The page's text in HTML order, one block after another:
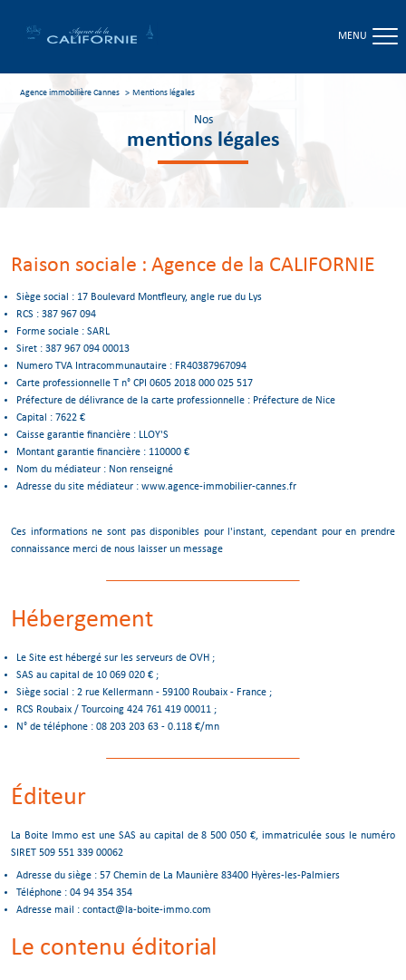
MENU
Agence immobilière Cannes mentions légales
Nos
mentions légales
Raison sociale : Agence de la CALIFORNIE
Siège social : 17 Boulevard Montfleury, angle rue du Lys
RCS : 387 967 094
Forme sociale : SARL
Siret : 387 967 094 00013
Numero TVA Intracommunautaire : FR40387967094
Carte professionnelle T n° CPI 0605 2018 000 025 517
Préfecture de délivrance de la carte professionnelle : Préfecture de Nice
Capital : 7622 €
Caisse garantie financière : LLOY'S
Montant garantie financière : 110000 €
Nom du médiateur : Non renseigné
Adresse du site médiateur : www.agence-immobilier-cannes.fr
Ces informations ne sont pas disponibles pour l'instant, cependant pour en prendre
connaissance merci de nous laisser un message
Hébergement
Le Site est hébergé sur les serveurs de OVH ;
SAS au capital de 10 069 020 € ;
Siège social : 2 rue Kellermann - 59100 Roubaix - France ;
RCS Roubaix / Tourcoing 424 761 419 00011 ;
N° de téléphone : 08 203 203 63 - 0.118 €/mn
Éditeur
La Boite Immo est une SAS au capital de 8 500 050 €, immatriculée sous le numéro
SIRET 509 551 339 00062
Adresse du siège : 57 Chemin de La Maunière 83400 Hyères-les-Palmiers
Téléphone : 04 94 354 354
Adresse mail : contact@la-boite-immo.com
Le contenu éditorial